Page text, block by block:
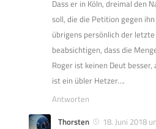
Dass er in Köln, dreimal den
soll, die die Petition gegen
übrigens persönlich der
beabsichtigen, dass die
Roger ist keinen Deut
ist ein übler Hetzer….
Antworten
Thorsten
18. Juni 2018